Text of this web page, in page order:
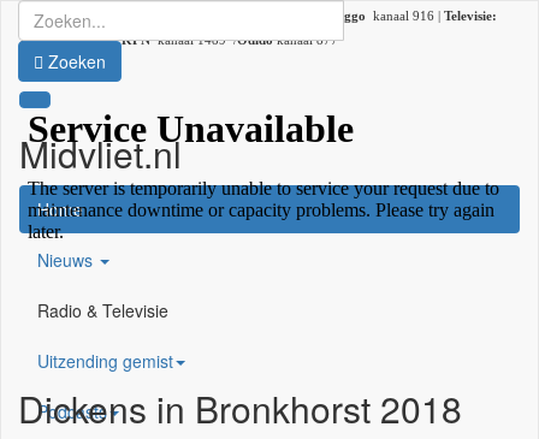
Radio:107.2 FM | Ziggo kanaal 916 | Televisie:
Ziggokanaal 41 /KPNkanaal 1489 /Odidokanaal 877
Midvliet.nl
×
Home
Nieuws
Radio & Televisie
Uitzending gemist
Podcasts
Zoeken
Dickens in Bronkhorst 2018